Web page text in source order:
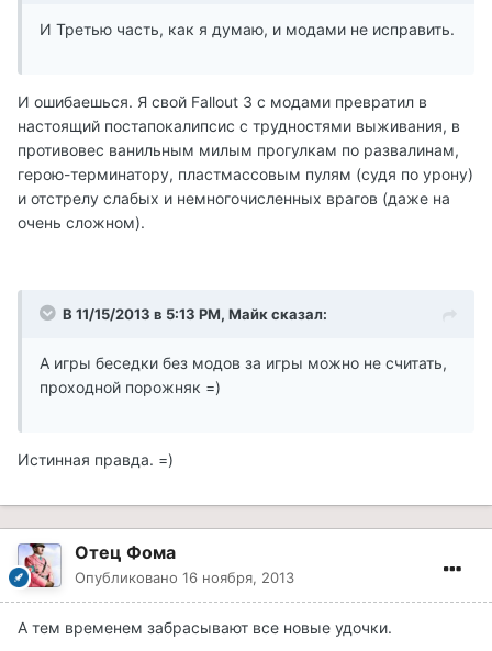
И Третью часть, как я думаю, и модами не исправить.
И ошибаешься. Я свой Fallout 3 с модами превратил в
настоящий постапокалипсис с трудностями выживания, в
противовес ванильным милым прогулкам по развалинам,
герою-терминатору, пластмассовым пулям (судя по урону)
и отстрелу слабых и немногочисленных врагов (даже на
очень сложном).
В 11/15/2013 в 5:13 PM, Майк сказал:
А игры беседки без модов за игры можно не считать,
проходной порожняк =)
Истинная правда. =)
Отец Фома
Опубликовано 16 ноября, 2013
А тем временем забрасывают все новые удочки.